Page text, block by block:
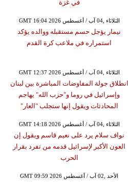
في غزة
GMT 16:04 2026 الثلاثاء ,04 آب / أغسطس
نيمار يؤجل حسم مستقبله ووالده يؤكد
استمراره في ملاعب كرة القدم
GMT 12:37 2026 الثلاثاء ,04 آب / أغسطس
انطلاق جولة المفاوضات المباشرة بين لبنان
وإسرائيل في روما و"حزب الله" يهاجم
المحادثات ويقول إنها ستجلب "العار"
GMT 14:18 2026 الثلاثاء ,04 آب / أغسطس
نواف سلام يرد على نعيم قاسم ويقول إن
العون الأكبر لإسرائيل قدمه من تفرد بقرار
الحرب
GMT 09:59 2026 الأحد ,02 آب / أغسطس